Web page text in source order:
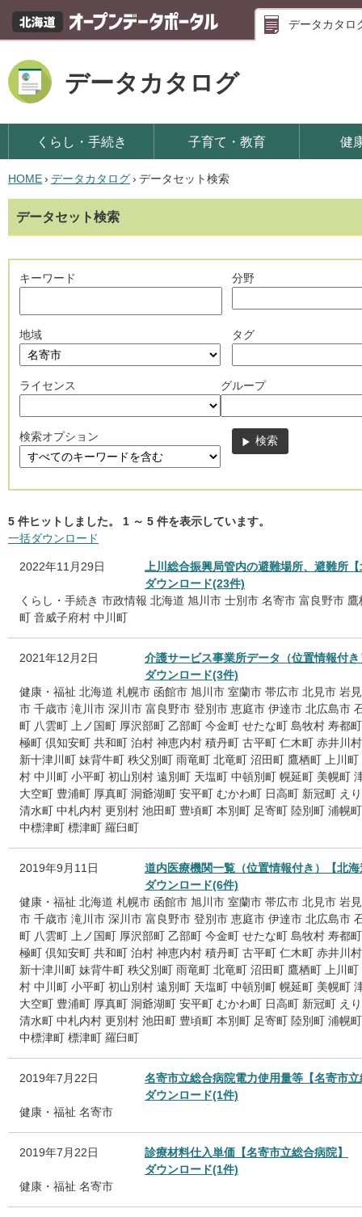
データカタロ
データカタログ
くらし・手続き 子育て・教育 健
HOME› データカタログ› データセット検索
データセット検索
キーワード 分野
地域 タグ
ライセンス グループ
検索オプション
5 件ヒットしました。 1 ～ 5 件を表示しています。
一括ダウンロード
2022年11月29日
上川総合振興局管内の避難場所、避難所
ダウンロード(23件)
くらし・手続き 市政情報 北海道 旭川市 士別市 名寄市 富良野市 鷹
町 音威子府村 中川町
2021年12月2日
介護サービス事業所データ（位置情報付
ダウンロード(3件)
健康・福祉 北海道 札幌市 函館市 旭川市 室蘭市 帯広市 北見市 岩
市 千歳市 滝川市 深川市 富良野市 登別市 恵庭市 伊達市 北広島市
町 八雲町 上ノ国町 厚沢部町 乙部町 今金町 せたな町 島牧村 寿都町
極町 倶知安町 共和町 泊村 神恵内村 積丹町 古平町 仁木町 赤井川村
新十津川町 妹背牛町 秩父別町 雨竜町 北竜町 沼田町 鷹栖町
上川町
村 中川町 小平町 初山別村 遠別町 天塩町 中頓別町 幌延町 美幌町
大空町 豊浦町 厚真町 洞爺湖町 安平町 むかわ町 日高町 新冠町 え
清水町 中札内村 更別村 池田町 豊頃町 本別町 足寄町 陸別町 浦幌町
中標津町 標津町 羅臼町
2019年9月11日
道内医療機関一覧（位置情報付き）【北海
ダウンロード(6件)
健康・福祉 北海道 札幌市 函館市 旭川市 室蘭市 帯広市 北見市 岩
市 千歳市 滝川市 深川市 富良野市 登別市 恵庭市 伊達市 北広島市
町 八雲町 上ノ国町 厚沢部町 乙部町 今金町 せたな町 島牧村 寿都町
極町 倶知安町 共和町 泊村 神恵内村 積丹町 古平町 仁木町 赤井川村
新十津川町 妹背牛町 秩父別町 雨竜町 北竜町 沼田町 鷹栖町
上川町
村 中川町 小平町 初山別村 遠別町 天塩町 中頓別町 幌延町 美幌町
大空町 豊浦町 厚真町 洞爺湖町 安平町 むかわ町 日高町 新冠町 え
清水町 中札内村 更別村 池田町 豊頃町 本別町 足寄町 陸別町 浦幌町
中標津町 標津町 羅臼町
2019年7月22日
名寄市立総合病院電力使用量等【名寄市
ダウンロード(1件)
健康・福祉 名寄市
2019年7月22日
診療材料仕入単価【名寄市立総合病院】
ダウンロード(1件)
健康・福祉 名寄市